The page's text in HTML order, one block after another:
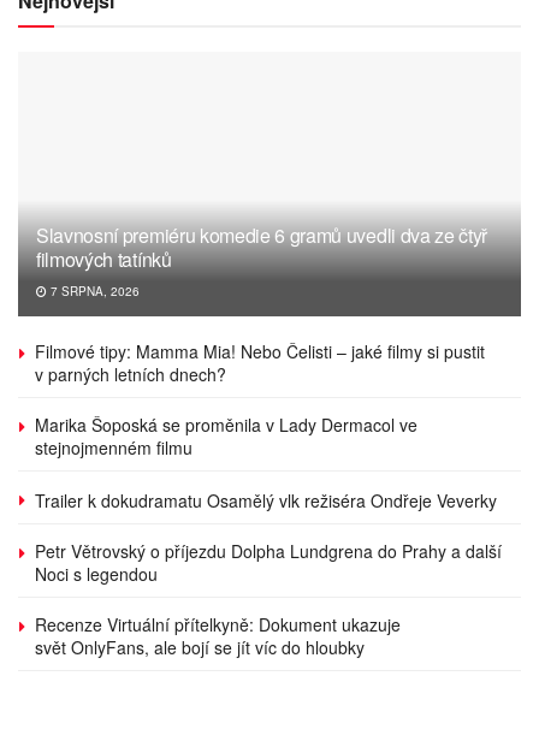
Slavnosní premiéru komedie 6 gramů uvedli dva ze čtyř
filmových tatínků
7 SRPNA, 2026
Filmové tipy: Mamma Mia! Nebo Čelisti – jaké filmy si pustit
v parných letních dnech?
Marika Šoposká se proměnila v Lady Dermacol ve
stejnojmenném filmu
Trailer k dokudramatu Osamělý vlk režiséra Ondřeje Veverky
Petr Větrovský o příjezdu Dolpha Lundgrena do Prahy a další
Noci s legendou
Recenze Virtuální přítelkyně: Dokument ukazuje
svět OnlyFans, ale bojí se jít víc do hloubky